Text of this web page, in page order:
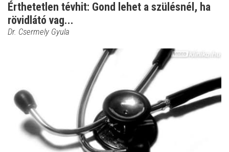
Érthetetlen tévhit: Gond lehet a szülésnél, ha
rövidlátó vag...
Dr. Csermely Gyula